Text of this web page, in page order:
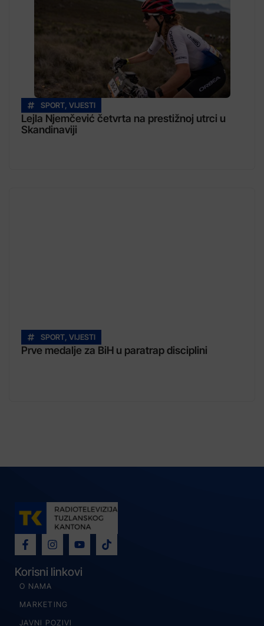
SPORT, VIJESTI
Lejla Njemčević četvrta na prestižnoj utrci u
Skandinaviji
SPORT, VIJESTI
Prve medalje za BiH u paratrap disciplini
Korisni linkovi
O NAMA
MARKETING
JAVNI POZIVI